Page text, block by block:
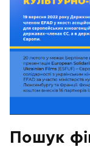
Пошук